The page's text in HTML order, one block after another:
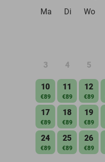
Ma
Di Wo
3 4 5
10
€89
11
€89
12
€89
17
€89
18
€89
19
€89
24
€89
25
€89
26
€89